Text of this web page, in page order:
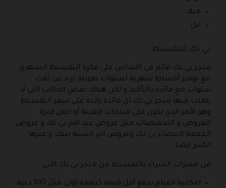
ميلا .
ابل
بي تك للتقسيط
متجر بي تك قائم في الأساس على فكرة التقسيط الشهري
مع توفير أقساط شهرية لسنوات طويلة تزيد عن ثلاث
سنوات مع فائدة بالتأكيد و لكن هناك بعض الحالات التي لا
يطلب فيها متجر بي تك اي فائدة زائدة على سعر التقسيط
وهو الأمر الذي يكون على منتجات معينة أو خلال فترة
العروض و التخفيضات مثل عروض عيد الام بي تك و عروض
الجمعة البيضاء بي تك وعروض اخر السنة بيتك و غيرها
الكثير ايضا .
من مميزات الشراء بالتقسيط من متجر بي تك الآتي :
امكانية القيام بدفع أقل قيمة كدفعة اولى مثل 100 جنية